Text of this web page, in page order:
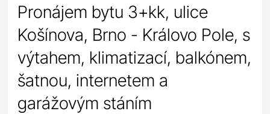
Pronájem bytu 3+kk, ulice
Košínova, Brno - Královo Pole, s
výtahem, klimatizací, balkónem,
šatnou, internetem a
garážovým stáním